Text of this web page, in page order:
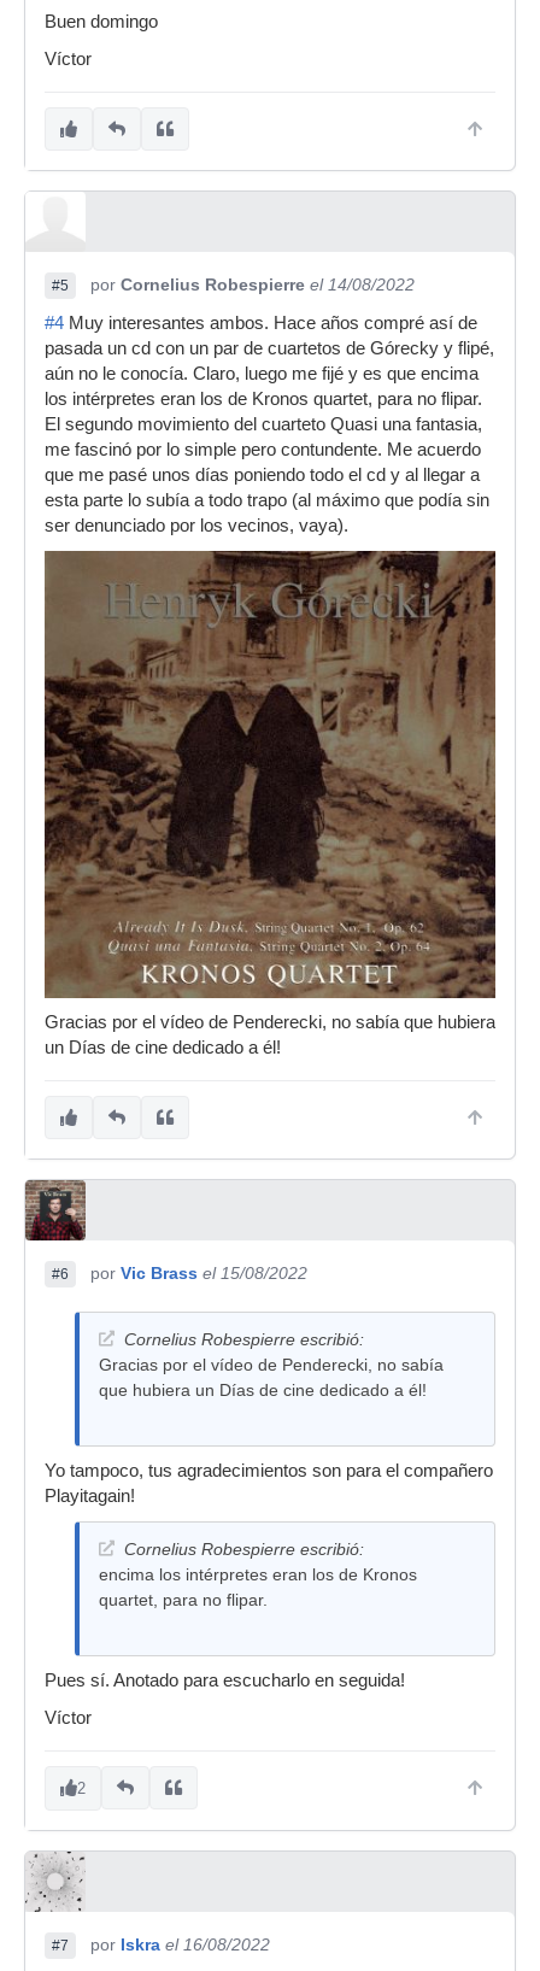
Buen domingo
Víctor
#5 por Cornelius Robespierre el 14/08/2022
#4 Muy interesantes ambos. Hace años compré así de
pasada un cd con un par de cuartetos de Górecky y flipé,
aún no le conocía. Claro, luego me fijé y es que encima
los intérpretes eran los de Kronos quartet, para no flipar.
El segundo movimiento del cuarteto Quasi una fantasia,
me fascinó por lo simple pero contundente. Me acuerdo
que me pasé unos días poniendo todo el cd y al llegar a
esta parte lo subía a todo trapo (al máximo que podía sin
ser denunciado por los vecinos, vaya).
Gracias por el vídeo de Penderecki, no sabía que hubiera
un Días de cine dedicado a él!
#6 por Vic Brass el 15/08/2022
Cornelius Robespierre escribió:
Gracias por el vídeo de Penderecki, no sabía
que hubiera un Días de cine dedicado a él!
Yo tampoco, tus agradecimientos son para el compañero
Playitagain!
Cornelius Robespierre escribió:
encima los intérpretes eran los de Kronos
quartet, para no flipar.
Pues sí. Anotado para escucharlo en seguida!
Víctor
2
#7 por Iskra el 16/08/2022